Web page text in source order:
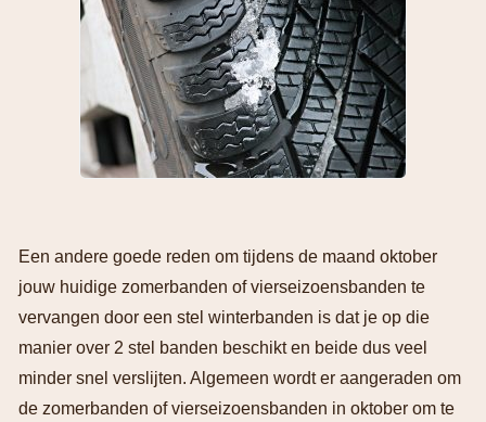
Een andere goede reden om tijdens de maand oktober
jouw huidige zomerbanden of vierseizoensbanden te
vervangen door een stel winterbanden is dat je op die
manier over 2 stel banden beschikt en beide dus veel
minder snel verslijten. Algemeen wordt er aangeraden om
de zomerbanden of vierseizoensbanden in oktober om te